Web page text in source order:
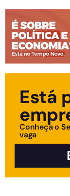
Está
Conheça o
vaga